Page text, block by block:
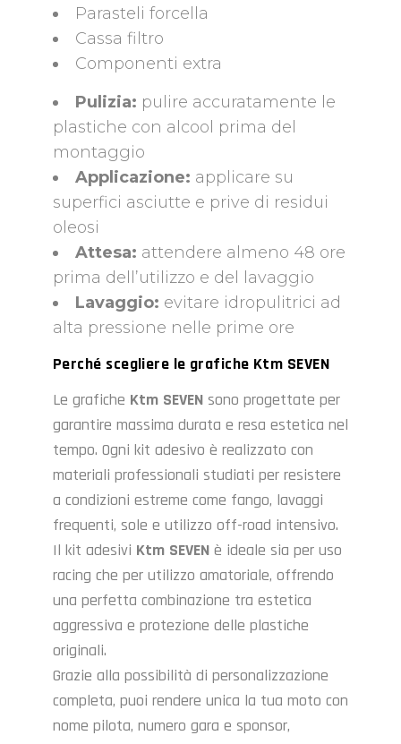
Parasteli forcella
Cassa filtro
Componenti extra
Pulizia: pulire accuratamente le
plastiche con alcool prima del
montaggio
Applicazione: applicare su
superfici asciutte e prive di residui
oleosi
Attesa: attendere almeno 48 ore
prima dell’utilizzo e del lavaggio
Lavaggio: evitare idropulitrici ad
alta pressione nelle prime ore
Perché scegliere le grafiche Ktm SEVEN
Le grafiche Ktm SEVEN sono progettate per
garantire massima durata e resa estetica nel
tempo. Ogni kit adesivo è realizzato con
materiali professionali studiati per resistere
a condizioni estreme come fango, lavaggi
frequenti, sole e utilizzo off-road intensivo.
Il kit adesivi Ktm SEVEN è ideale sia per uso
racing che per utilizzo amatoriale, offrendo
una perfetta combinazione tra estetica
aggressiva e protezione delle plastiche
originali.
Grazie alla possibilità di personalizzazione
completa, puoi rendere unica la tua moto con
nome pilota, numero gara e sponsor,